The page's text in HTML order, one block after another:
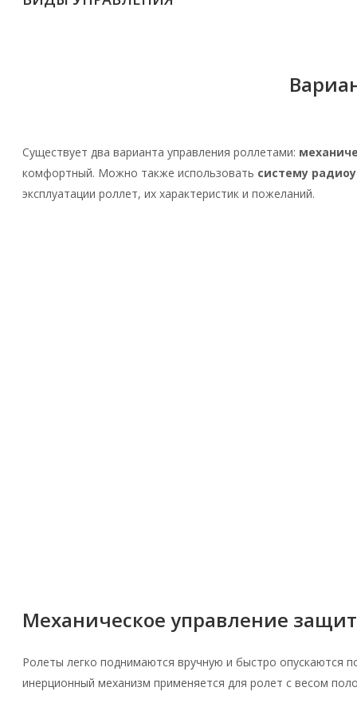
Существует два варианта управления роллетами:
комфортный. Можно также использовать систему
эксплуатации роллет, их характеристик и пожеланий.
Механическое управление
Ролеты легко поднимаются вручную и быстро опускаются
инерционный механизм применяется для ролет с весом